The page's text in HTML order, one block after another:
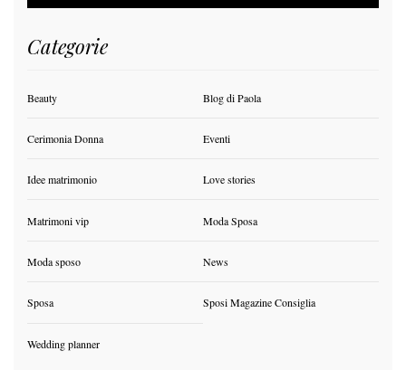
Categorie
Beauty Blog di Paola
Cerimonia Donna Eventi
Idee matrimonio Love stories
Matrimoni vip Moda Sposa
Moda sposo News
Sposa Sposi Magazine Consiglia
Wedding planner